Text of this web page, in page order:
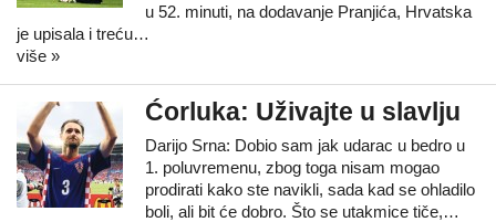
u 52. minuti, na dodavanje Pranjića, Hrvatska
je upisala i treću…
više »
Ćorluka: Uživajte u slavlju
Darijo Srna: Dobio sam jak udarac u bedro u
1. poluvremenu, zbog toga nisam mogao
prodirati kako ste navikli, sada kad se ohladilo
boli, ali bit će dobro. Što se utakmice tiče,…